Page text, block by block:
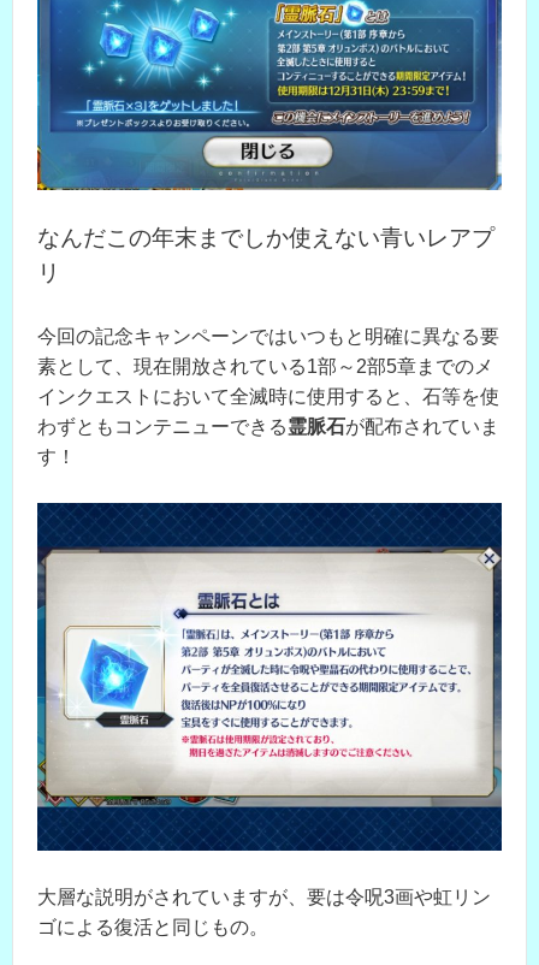
なんだこの年末までしか使えない青いレアプ
リ
今回の記念キャンペーンではいつもと明確に異なる要
素として、現在開放されている1部～2部5章までのメ
インクエストにおいて全滅時に使用すると、石等を使
わずともコンテニューできる霊脈石が配布されていま
す！
大層な説明がされていますが、要は令呪3画や虹リン
ゴによる復活と同じもの。